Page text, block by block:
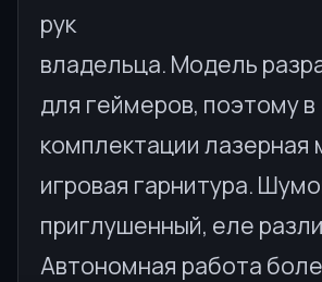
рук
владельца. Модель
для геймеров, поэтому в
комплектации лазерная
игровая гарнитура.
приглушенный, еле
Автономная работа